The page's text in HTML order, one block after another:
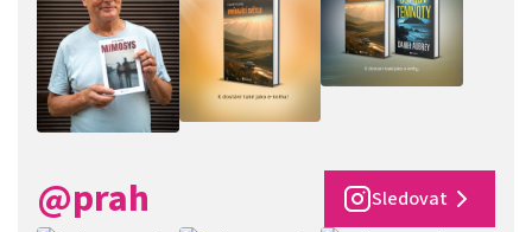
@prah Sledovat